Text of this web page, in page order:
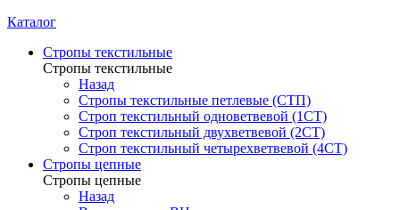
Каталог
Стропы текстильные
Стропы текстильные
Назад
Стропы текстильные петлевые (СТП)
Строп текстильный одноветвевой (1СТ)
Строп текстильный двухветвевой (2СТ)
Строп текстильный четырехветвевой (4СТ)
Стропы цепные
Стропы цепные
Назад